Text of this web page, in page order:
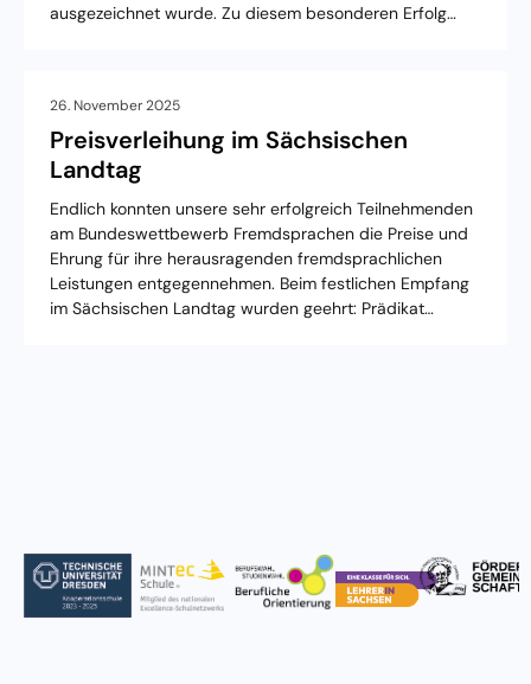
ausgezeichnet wurde. Zu diesem besonderen Erfolg…
26. November 2025
Preisverleihung im Sächsischen
Landtag
Endlich konnten unsere sehr erfolgreich Teilnehmenden
am Bundeswettbewerb Fremdsprachen die Preise und
Ehrung für ihre herausragenden fremdsprachlichen
Leistungen entgegennehmen. Beim festlichen Empfang
im Sächsischen Landtag wurden geehrt: Prädikat…